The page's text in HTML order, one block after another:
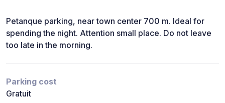
Petanque parking, near town center 700 m. Ideal for
spending the night. Attention small place. Do not leave
too late in the morning.
Parking cost
Gratuit